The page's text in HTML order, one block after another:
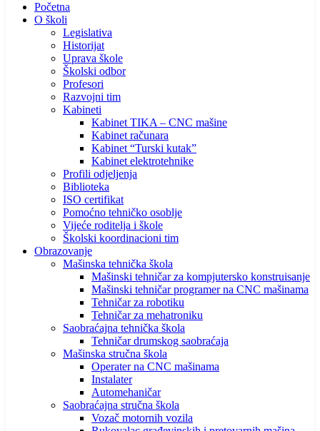
Početna
O školi
Legislativa
Historijat
Uprava škole
Školski odbor
Profesori
Razvojni tim
Kabineti
Kabinet TIKA – CNC mašine
Kabinet računara
Kabinet “Turski kutak”
Kabinet elektrotehnike
Profili odjeljenja
Biblioteka
ISO certifikat
Pomoćno tehničko osoblje
Vijeće roditelja i škole
Školski koordinacioni tim
Obrazovanje
Mašinska tehnička škola
Mašinski tehničar za kompjutersko konstruisanje
Mašinski tehničar programer na CNC mašinama
Tehničar za robotiku
Tehničar za mehatroniku
Saobraćajna tehnička škola
Tehničar drumskog saobraćaja
Mašinska stručna škola
Operater na CNC mašinama
Instalater
Automehaničar
Saobraćajna stručna škola
Vozač motornih vozila